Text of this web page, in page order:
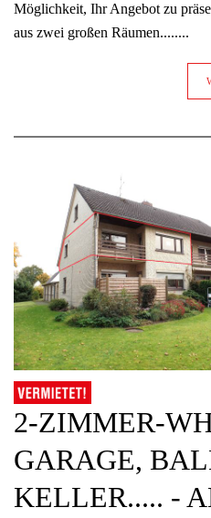
Möglichkeit, Ihr Angebot zu
aus zwei großen Räumen........
2-ZIMMER-
GARAGE,
KELLER..... -